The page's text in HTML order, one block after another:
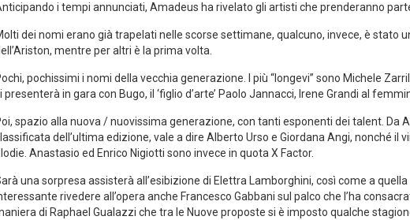
i tempi annunciati, Amadeus ha rivelato gli artisti che prenderanno
dei nomi erano già trapelati nelle scorse settimane, qualcuno, invece, è stato
mentre per altri è la prima volta.
pochissimi i nomi della vecchia generazione. I più “longevi” sono Michele
presenterà in gara con Bugo, il ‘figlio d’arte’ Paolo Jannacci, Irene Grandi al
spazio alla nuova / nuovissima generazione, con tanti esponenti dei talent. Da
dell’ultima edizione, vale a dire Alberto Urso e Giordana Angi, nonché il
Anastasio ed Enrico Nigiotti sono invece in quota X Factor.
una sorpresa assisterà all’esibizione di Elettra Lamborghini, così come a
rivedere all’opera anche Francesco Gabbani sul palco che l’ha
di Raphael Gualazzi che tra le Nuove proposte si è imposto qualche